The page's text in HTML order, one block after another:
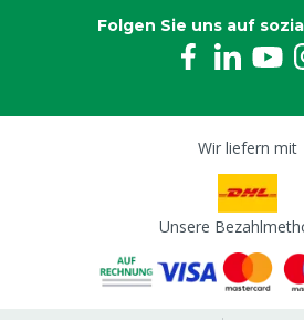
Folgen Sie uns auf
Wir liefern mit
Unsere